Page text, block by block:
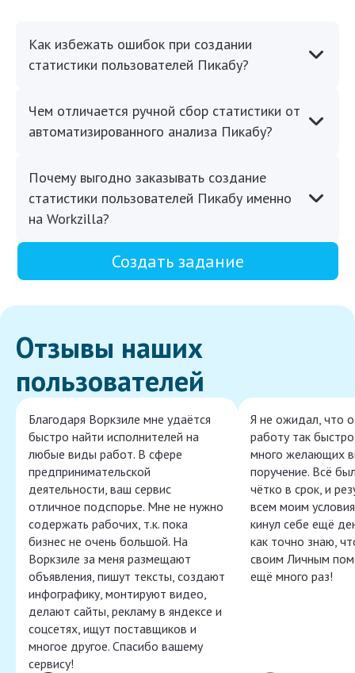
Как избежать ошибок при создании
статистики пользователей Пикабу?
Чем отличается ручной сбор статистики от
автоматизированного анализа Пикабу?
Почему выгодно заказывать создание
статистики пользователей Пикабу именно
на Workzilla?
Создать задание
Отзывы наших
пользователей
Благодаря Воркзиле мне удаётся
быстро найти исполнителей на
любые виды работ. В сфере
предпринимательской
деятельности, ваш сервис
отличное подспорье. Мне не нужно
содержать рабочих, т.к. пока
бизнес не очень большой. На
Воркзиле за меня размещают
объявления, пишут тексты, создают
инфографику, монтируют видео,
делают сайты, рекламу в яндексе и
соцсетях, ищут поставщиков и
многое другое. Спасибо вашему
сервису!
Я не ожидал, что
работу так
много желающих
поручение. Всё
чётко в срок, и
всем моим
кинул себе ещё
как точно знаю,
своим Личным
ещё много раз!